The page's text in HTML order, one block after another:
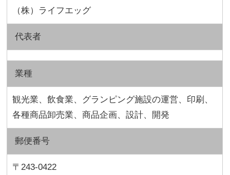
（株）ライフエッグ
代表者
業種
観光業、飲食業、グランピング施設の運営、印刷、
各種商品卸売業、商品企画、設計、開発
郵便番号
〒243-0422